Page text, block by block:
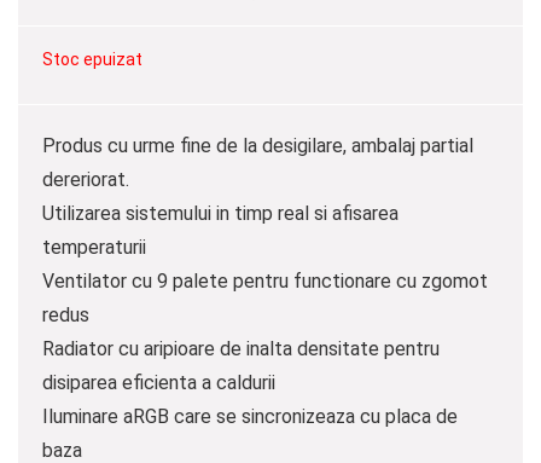
Stoc epuizat
Produs cu urme fine de la desigilare, ambalaj partial
dereriorat.
Utilizarea sistemului in timp real si afisarea
temperaturii
Ventilator cu 9 palete pentru functionare cu zgomot
redus
Radiator cu aripioare de inalta densitate pentru
disiparea eficienta a caldurii
Iluminare aRGB care se sincronizeaza cu placa de
baza